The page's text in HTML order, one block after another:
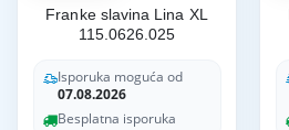
Franke slavina Lina XL
115.0626.025
Isporuka moguća od
07.08.2026
Besplatna isporuka